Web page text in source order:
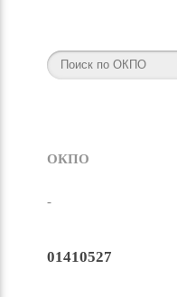
ОКПО
-
01410527